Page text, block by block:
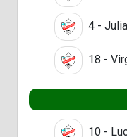
4 -
18 -
10 -